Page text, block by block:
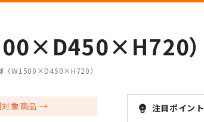
）
（W1500×D450×H720）
象商品 emoji_objects 注目ポイント